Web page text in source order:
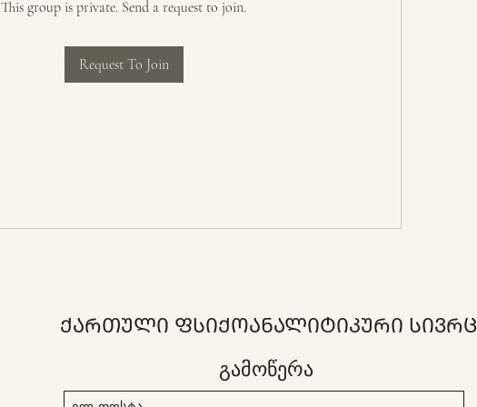
This group is private. Send a request to join.
Request To Join
ᲥᲐᲠᲗᲣᲚᲘ ᲤᲡᲘᲥᲝᲐᲜᲐᲚᲘᲢᲘᲙᲣᲠᲘ
გამოწერა